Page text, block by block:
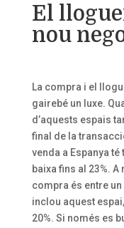
El
nou
La compra i el
gairebé un luxe.
d’aquests espais
final de la
venda a Espanya
baixa fins al 23%.
compra és entre un
inclou aquest
20%. Si només es